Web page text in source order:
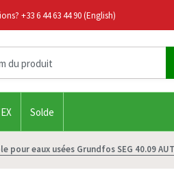
+33 6 44 63 44 90(English)
Solde
pour eaux usées Grundfos SEG 40.09